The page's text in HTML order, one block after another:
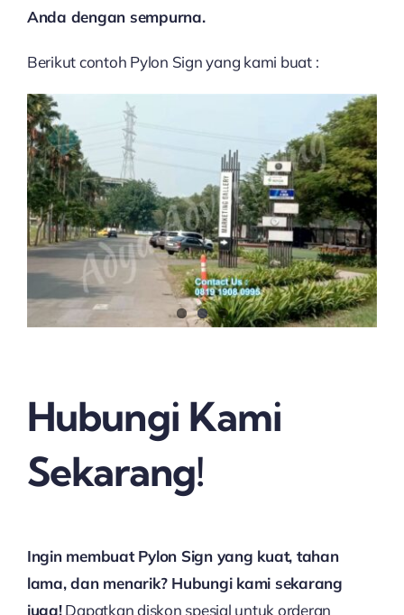
Anda dengan sempurna.
Berikut contoh Pylon Sign yang kami buat :
Hubungi Kami
Sekarang!
Ingin membuat Pylon Sign yang kuat, tahan
lama, dan menarik? Hubungi kami sekarang
juga!Dapatkan diskon spesial untuk orderan